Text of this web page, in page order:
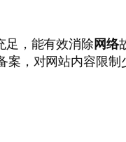
足，能有效消除网络
，对网站内容限制